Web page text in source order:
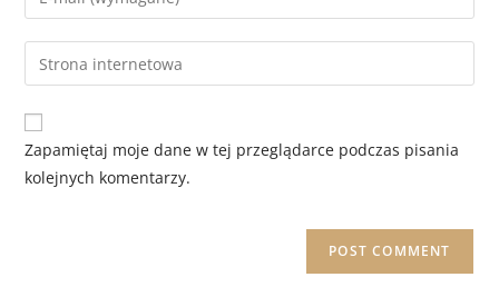
Zapamiętaj moje dane w tej przeglądarce podczas pisania
kolejnych komentarzy.